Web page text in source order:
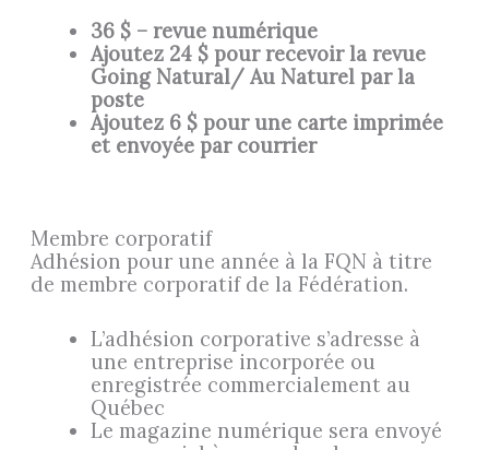
36 $ – revue numérique
Ajoutez 24 $ pour recevoir la revue
Going Natural/ Au Naturel par la
poste
Ajoutez 6 $ pour une carte imprimée
et envoyée par courrier
Membre corporatif
Adhésion pour une année à la FQN à titre
de membre corporatif de la Fédération.
L’adhésion corporative s’adresse à
une entreprise incorporée ou
enregistrée commercialement au
Québec
Le magazine numérique sera envoyé